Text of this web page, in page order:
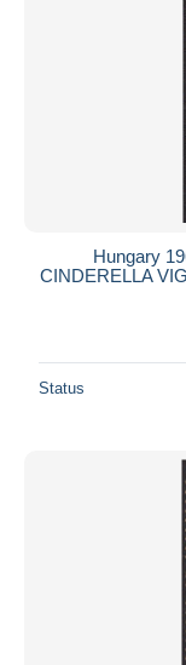
Hungary
CINDERELLA
Status